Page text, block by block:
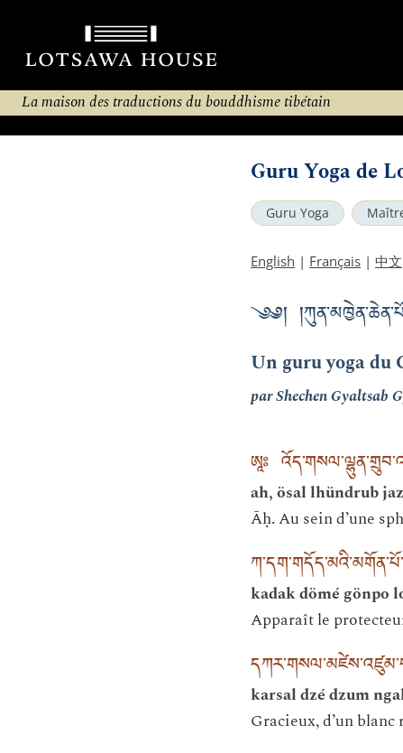
La maison des traductions du bouddhisme tibétain
Guru Yoga de
Guru Yoga
English | Français | 中文
༄༅།
Un guru yoga du
par Shechen Gyaltsab
ཨཱཿ
ah, ösal lhündrub
Āḥ. Au sein d’une
kadak dömé gönpo
Apparaît le
karsal dzé dzum
Gracieux, d’un